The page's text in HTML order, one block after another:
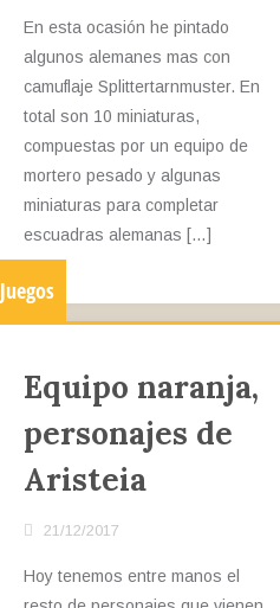
En esta ocasión he pintado
algunos alemanes mas con
camuflaje Splittertarnmuster. En
total son 10 miniaturas,
compuestas por un equipo de
mortero pesado y algunas
miniaturas para completar
escuadras alemanas […]
Juegos
Equipo naranja,
personajes de
Aristeia
21/12/2017
Hoy tenemos entre manos el